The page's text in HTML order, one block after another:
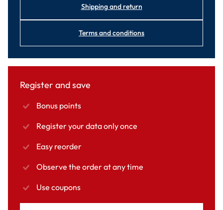
Shipping and return
Terms and conditions
Register and save
Bonus points
Register your data only once
Easy reorder
Observe the order at any time
Use coupons